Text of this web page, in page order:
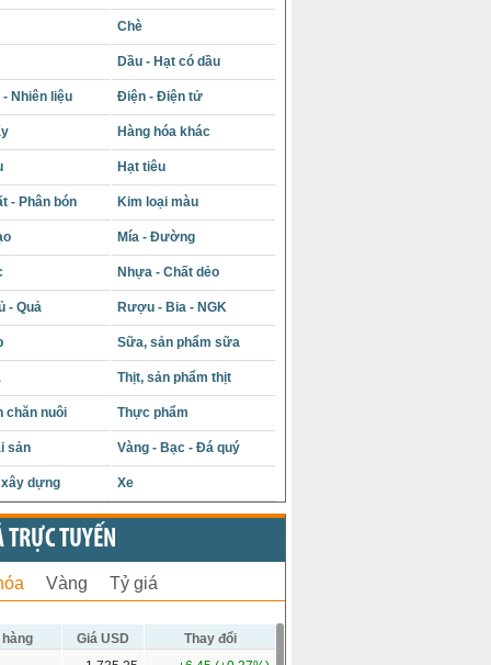
Chè
Dầu - Hạt có dầu
- Nhiên liệu Điện - Điện tử
Hàng hóa khác
Hạt tiêu
- Phân bón Kim loại màu
Mía - Đường
Nhựa - Chất dẻo
- Quả Rượu - Bia - NGK
Sữa, sản phẩm sữa
Thịt, sản phẩm thịt
chăn nuôi Thực phẩm
sản Vàng - Bạc - Đá quý
dựng Xe
TRỰC TUYẾN
Vàng Tỷ giá
Giá USD
Thay đổi